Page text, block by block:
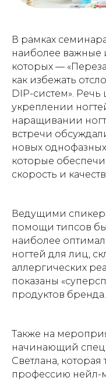
В рамках
наиболее важные
которых —
как избежать
DIP-систем».
укреплении
наращивании
встречи
новых
которые
скорость и
Ведущими
помощи типсов
наиболее
ногтей для лиц,
аллергических
показаны
продуктов бренда.
Также на
начинающий
Светлана, которая
профессию нейл-